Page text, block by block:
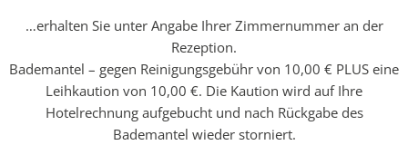
…erhalten Sie unter Angabe Ihrer Zimmernummer an der
Rezeption.
Bademantel – gegen Reinigungsgebühr von 10,00 € PLUS eine
Leihkaution von 10,00 €. Die Kaution wird auf Ihre
Hotelrechnung aufgebucht und nach Rückgabe des
Bademantel wieder storniert.